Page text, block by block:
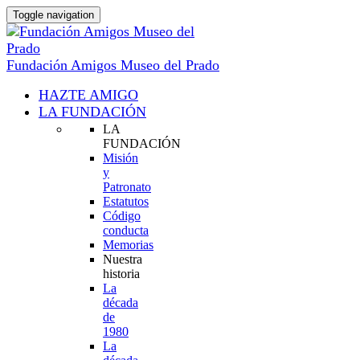
Toggle navigation
Fundación Amigos Museo del Prado
HAZTE AMIGO
LA FUNDACIÓN
LA
FUNDACIÓN
Misión
y
Patronato
Estatutos
Código
conducta
Memorias
Nuestra
historia
La
década
de
1980
La